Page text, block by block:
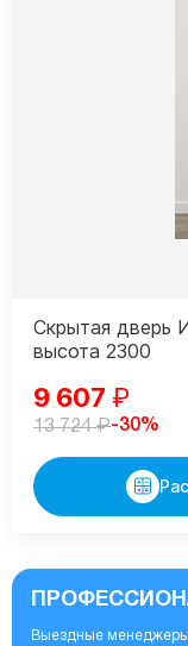
Скрытая дверь
высота 2300
9 607 ₽
13 724₽-30%
Выездные менеджеры